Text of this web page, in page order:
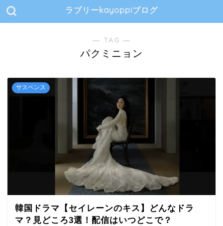
ラブリーkayoppiブログ
― TAG ―
パクミニョン
サスペンス
韓国ドラマ【セイレーンのキス】どんなドラ
マ？見どころ3選！配信はいつどこで？